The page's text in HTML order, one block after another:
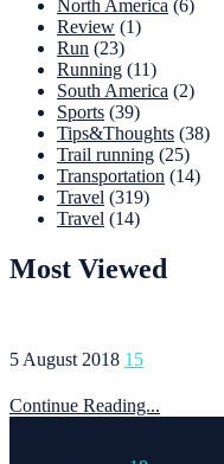
North America (6)
Review (1)
Run (23)
Running (11)
South America (2)
Sports (39)
Tips&Thoughts (38)
Trail running (25)
Transportation (14)
Travel (319)
Travel (14)
Most Viewed
5 August 2018 15
Continue Reading...